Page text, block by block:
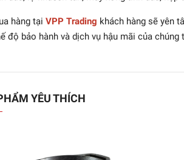
hàng tại VPP Trading khách hàng sẽ yên
độ bảo hành và dịch vụ hậu mãi của chúng
YÊU THÍCH